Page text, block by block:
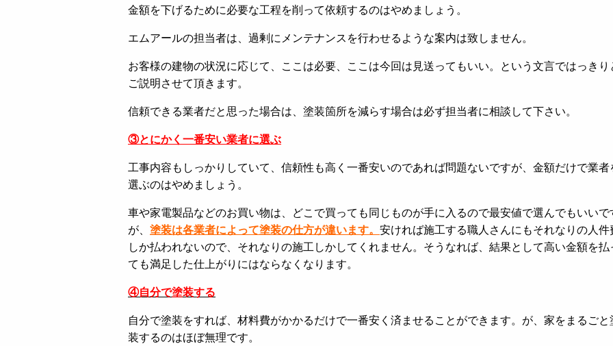
金額を下げるために必要な工程を削って依頼するのはやめましょう。
エムアールの担当者は、過剰にメンテナンスを行わせるような案内は致しません。
お客様の建物の状況に応じて、ここは必要、ここは今回は見送ってもいい。という文言ではっきり
ご説明させて頂きます。
信頼できる業者だと思った場合は、塗装箇所を減らす場合は必ず担当者に相談して下さい。
③とにかく一番安い業者に選ぶ
工事内容もしっかりしていて、信頼性も高く一番安いのであれば問題ないですが、金額だけで業者
選ぶのはやめましょう。
車や家電製品などのお買い物は、どこで買っても同じものが手に入るので最安値で選んでもいいで
が、 塗装は各業者によって塗装の仕方が違います。 安ければ施工する職人さんにもそれなりの人件
しか払われないので、それなりの施工しかしてくれません。そうなれば、結果として高い金額を払
ても満足した仕上がりにはならなくなります。
④自分で塗装する
自分で塗装をすれば、材料費がかかるだけで一番安く済ませることができます。が、家をまるごと
装するのはほぼ無理です。